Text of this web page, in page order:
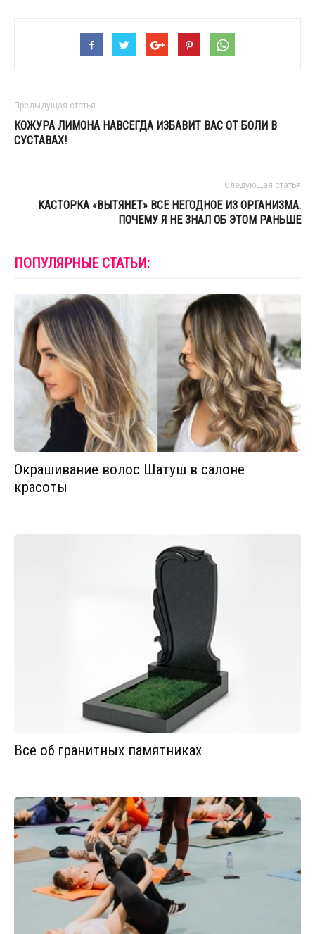
Предыдущая статья
КОЖУРА ЛИМОНА НАВСЕГДА ИЗБАВИТ ВАС ОТ БОЛИ В
СУСТАВАХ!
Следующая статья
КАСТОРКА «ВЫТЯНЕТ» ВСЕ НЕГОДНОЕ ИЗ ОРГАНИЗМА.
ПОЧЕМУ Я НЕ ЗНАЛ ОБ ЭТОМ РАНЬШЕ
ПОПУЛЯРНЫЕ СТАТЬИ:
Окрашивание волос Шатуш в салоне
красоты
Все об гранитных памятниках